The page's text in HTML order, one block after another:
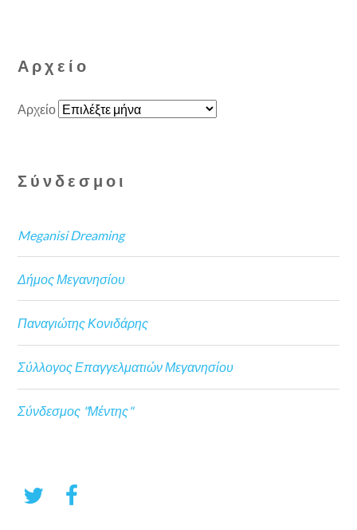
Αρχείο
Αρχείο
Σύνδεσμοι
Meganisi Dreaming
Δήμος Μεγανησίου
Παναγιώτης Κονιδάρης
Σύλλογος Επαγγελματιών Μεγανησίου
Σύνδεσμος "Μέντης"